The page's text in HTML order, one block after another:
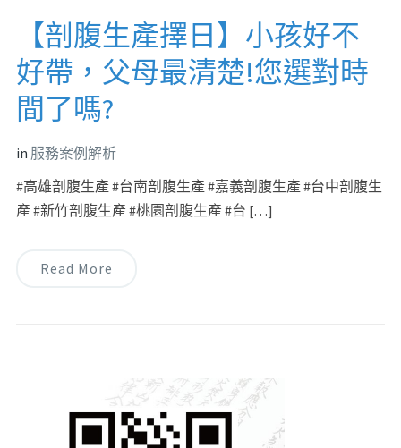
【剖腹生產擇日】小孩好不
好帶，父母最清楚!您選對時
間了嗎?
in 服務案例解析
#高雄剖腹生產 #台南剖腹生產 #嘉義剖腹生產 #台中剖腹生
產 #新竹剖腹生產 #桃園剖腹生產 #台 […]
Read More